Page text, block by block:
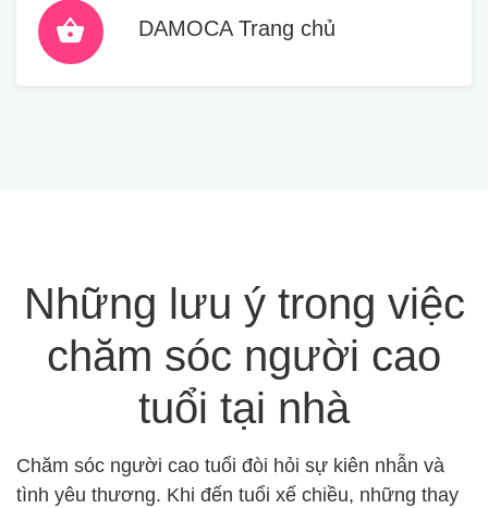
DAMOCA Trang chủ
Những lưu ý trong việc
chăm sóc người cao
tuổi tại nhà
Chăm sóc người cao tuổi đòi hỏi sự kiên nhẫn và
tình yêu thương. Khi đến tuổi xế chiều, những thay